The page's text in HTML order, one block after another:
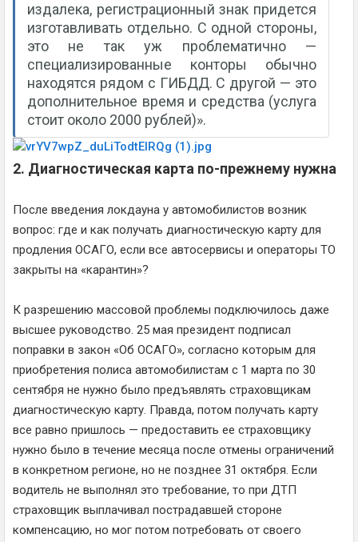
издалека, регистрационный знак придется
изготавливать отдельно. С одной стороны,
это не так уж проблематично —
специализированные конторы обычно
находятся рядом с ГИБДД. С другой — это
дополнительное время и средства (услуга
стоит около 2000 рублей)».
2. Диагностическая карта по-прежнему нужна
После введения локдауна у автомобилистов возник
вопрос: где и как получать диагностическую карту для
продления ОСАГО, если все автосервисы и операторы ТО
закрыты на «карантин»?
К разрешению массовой проблемы подключилось даже
высшее руководство. 25 мая президент подписал
поправки в закон «Об ОСАГО», согласно которым для
приобретения полиса автомобилистам с 1 марта по 30
сентября не нужно было предъявлять страховщикам
диагностическую карту. Правда, потом получать карту
все равно пришлось — предоставить ее страховщику
нужно было в течение месяца после отмены ограничений
в конкретном регионе, но не позднее 31 октября. Если
водитель не выполнял это требование, то при ДТП
страховщик выплачивал пострадавшей стороне
компенсацию, но мог потом потребовать от своего